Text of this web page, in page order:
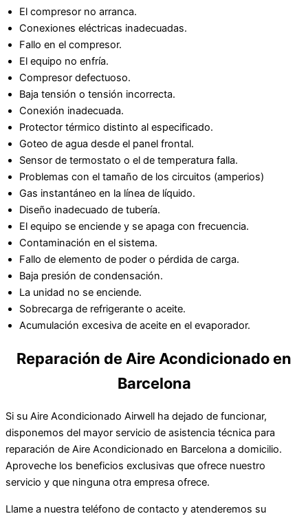
El compresor no arranca.
Conexiones eléctricas inadecuadas.
Fallo en el compresor.
El equipo no enfría.
Compresor defectuoso.
Baja tensión o tensión incorrecta.
Conexión inadecuada.
Protector térmico distinto al especificado.
Goteo de agua desde el panel frontal.
Sensor de termostato o el de temperatura falla.
Problemas con el tamaño de los circuitos (amperios)
Gas instantáneo en la línea de líquido.
Diseño inadecuado de tubería.
El equipo se enciende y se apaga con frecuencia.
Contaminación en el sistema.
Fallo de elemento de poder o pérdida de carga.
Baja presión de condensación.
La unidad no se enciende.
Sobrecarga de refrigerante o aceite.
Acumulación excesiva de aceite en el evaporador.
Reparación de Aire Acondicionado en
Barcelona
Si su Aire Acondicionado Airwell ha dejado de funcionar,
disponemos del mayor servicio de asistencia técnica para
reparación de Aire Acondicionado en Barcelona a domicilio.
Aproveche los beneficios exclusivas que ofrece nuestro
servicio y que ninguna otra empresa ofrece.
Llame a nuestra teléfono de contacto y atenderemos su